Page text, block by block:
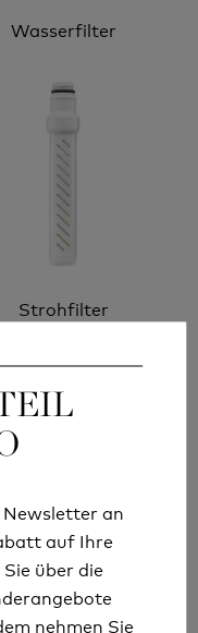
Newsletter an
auf Ihre
über die
nehmen Sie
Wasserfilter
Strohfilter
Wasserfilter
Newsletter an
auf Ihre
über die
nehmen Sie